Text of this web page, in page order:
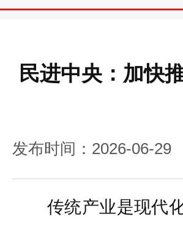
民进中央：加快
发布时间：2026-06-29
传统产业是现代化